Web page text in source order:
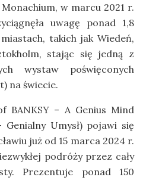
w marcu 2021 r.
uwagę ponad 1,8
takich jak Wiedeń,
stając się jedną z
wystaw poświęconych
na świecie.
BANKSY – A Genius Mind
Genialny Umysł) pojawi się
już od 15 marca 2024 r.
podróży przez cały
Prezentuje ponad 150